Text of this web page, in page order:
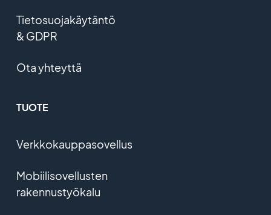
Tietosuojakäytäntö
& GDPR
Ota yhteyttä
TUOTE
Verkkokauppasovellus
Mobiilisovellusten
rakennustyökalu